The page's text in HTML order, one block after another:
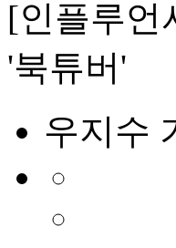
[인플루언
'북튜버'
우지수